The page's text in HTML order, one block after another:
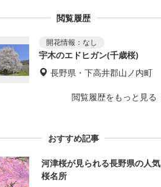
閲覧履歴
宇木のエドヒガン(千歳桜)
長野県・下高井郡山ノ内町
閲覧履歴をもっと見る
おすすめ記事
河津桜が見られる長野県の人気
桜名所